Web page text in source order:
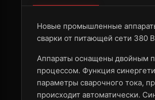
Новые промышленные
сварки от питающей сети 380
Аппараты оснащены двойным
процессом. Функция
параметры сварочного тока,
происходит автоматически.